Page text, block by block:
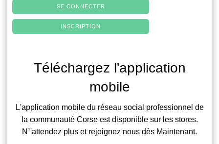
SE CONNECTER
INSCRIPTION
Téléchargez l'application
mobile
L'application mobile du réseau social professionnel de
la communauté Corse est disponible sur les stores.
N`'attendez plus et rejoignez nous dès Maintenant.